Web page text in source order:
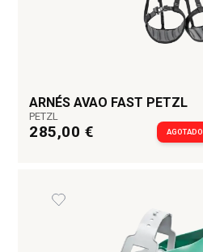
ARNÉS AVAO FAST PETZL
PETZL
285,00 € AGOTADO